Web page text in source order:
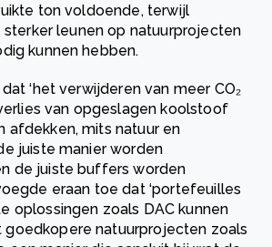
ton voldoende, terwijl
leunen op natuurprojecten
kunnen hebben.
‘het verwijderen van meer CO₂
van opgeslagen koolstoof
afdekken, mits natuur en
juiste manier worden
de juiste buffers worden
eraan toe dat ‘portefeuilles
oplossingen zoals DAC kunnen
natuurprojecten zoals